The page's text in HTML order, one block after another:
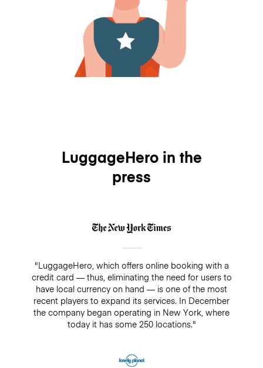
LuggageHero in the
press
"LuggageHero, which offers online booking with a
credit card — thus, eliminating the need for users to
have local currency on hand — is one of the most
recent players to expand its services. In December
the company began operating in New York, where
today it has some 250 locations."